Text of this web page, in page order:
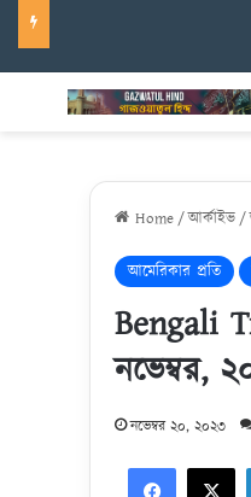
Home /আর্কাইভ /
আমেরিকার প্রতি
Bengali
নভেম্বর,
নভেম্বর ২০, ২০২৩